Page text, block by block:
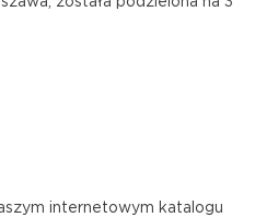
internetowym katalogu